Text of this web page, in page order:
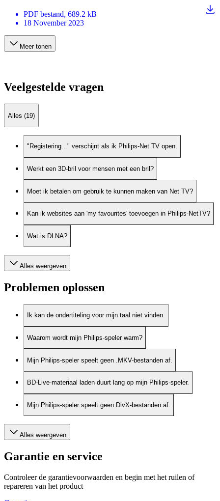
PDF bestand, 689.2 kB
18 November 2023
Meer tonen
Veelgestelde vragen
Alles (19)
"Registering..." verschijnt als ik Philips-Net TV open.
Werkt een 3D-bril voor mensen met een bril?
Moet ik betalen om gebruik te kunnen maken van Net TV?
Kan ik websites aan 'my favourites' toevoegen in Philips-NetTV?
Wat is DLNA?
Alles weergeven
Problemen oplossen
Ik kan de ondertiteling voor mijn taal niet vinden.
Waarom wordt mijn Philips-speler warm?
Mijn Philips-speler speelt geen .MKV-bestanden af.
BD-Live-materiaal laden duurt lang op mijn Philips-speler.
Mijn Philips-speler speelt geen DivX-bestanden af.
Alles weergeven
Garantie en service
Controleer de garantievoorwaarden en begin met het ruilen of
repareren van het product